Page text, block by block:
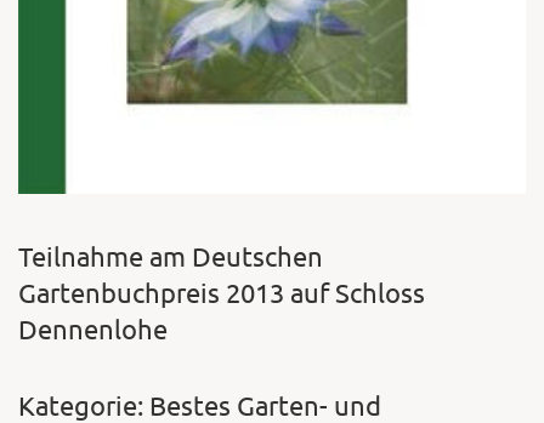
Teilnahme am Deutschen
Gartenbuchpreis 2013 auf Schloss
Dennenlohe
Kategorie: Bestes Garten- und